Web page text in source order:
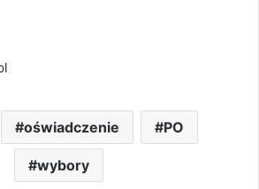
oświadczenie PO
wybory